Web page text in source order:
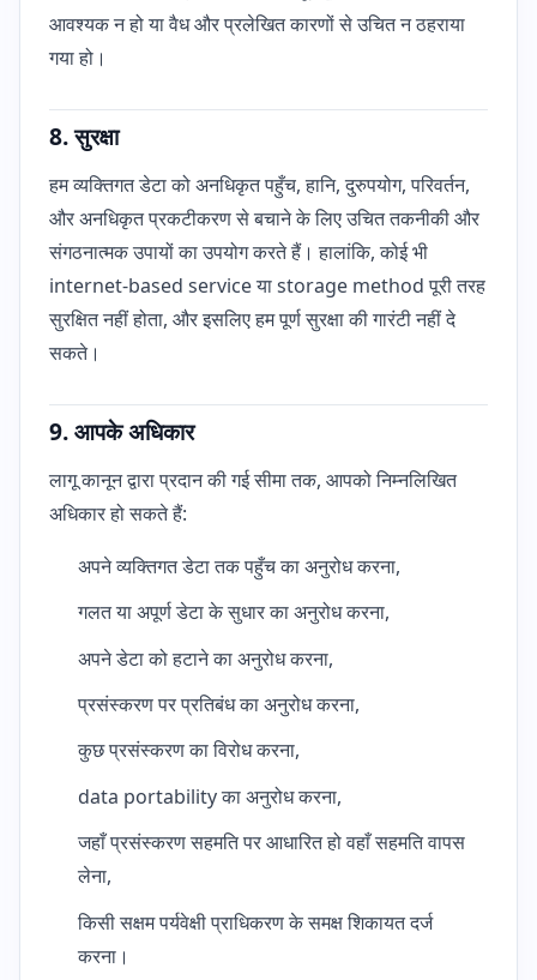
आवश्यक न हो या वैध और प्रलेखित कारणों से उचित न ठहराया
गया हो।
8. सुरक्षा
हम व्यक्तिगत डेटा को अनधिकृत पहुँच, हानि, दुरुपयोग, परिवर्तन,
और अनधिकृत प्रकटीकरण से बचाने के लिए उचित तकनीकी और
संगठनात्मक उपायों का उपयोग करते हैं। हालांकि, कोई भी
internet-based service या storage method पूरी तरह
सुरक्षित नहीं होता, और इसलिए हम पूर्ण सुरक्षा की गारंटी नहीं दे
सकते।
9. आपके अधिकार
लागू कानून द्वारा प्रदान की गई सीमा तक, आपको निम्नलिखित
अधिकार हो सकते हैं:
अपने व्यक्तिगत डेटा तक पहुँच का अनुरोध करना,
गलत या अपूर्ण डेटा के सुधार का अनुरोध करना,
अपने डेटा को हटाने का अनुरोध करना,
प्रसंस्करण पर प्रतिबंध का अनुरोध करना,
कुछ प्रसंस्करण का विरोध करना,
data portability का अनुरोध करना,
जहाँ प्रसंस्करण सहमति पर आधारित हो वहाँ सहमति वापस
लेना,
किसी सक्षम पर्यवेक्षी प्राधिकरण के समक्ष शिकायत दर्ज
करना।